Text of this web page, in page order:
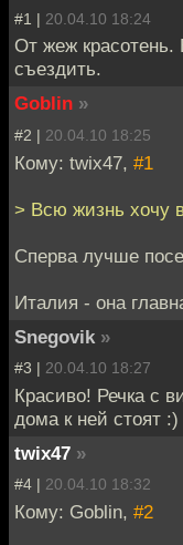
#1 | 20.04.10 18:24
От жеж
съездить.
Goblin »
#2 | 20.04.10 18:25
Кому: twix47, #1
> Всю жизнь хочу
Сперва лучше
Италия - она
Snegovik »
#3 | 20.04.10 18:27
Красиво! Речка с
дома к ней стоят :)
twix47 »
#4 | 20.04.10 18:32
Кому: Goblin, #2